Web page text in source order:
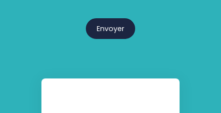
Envoyer